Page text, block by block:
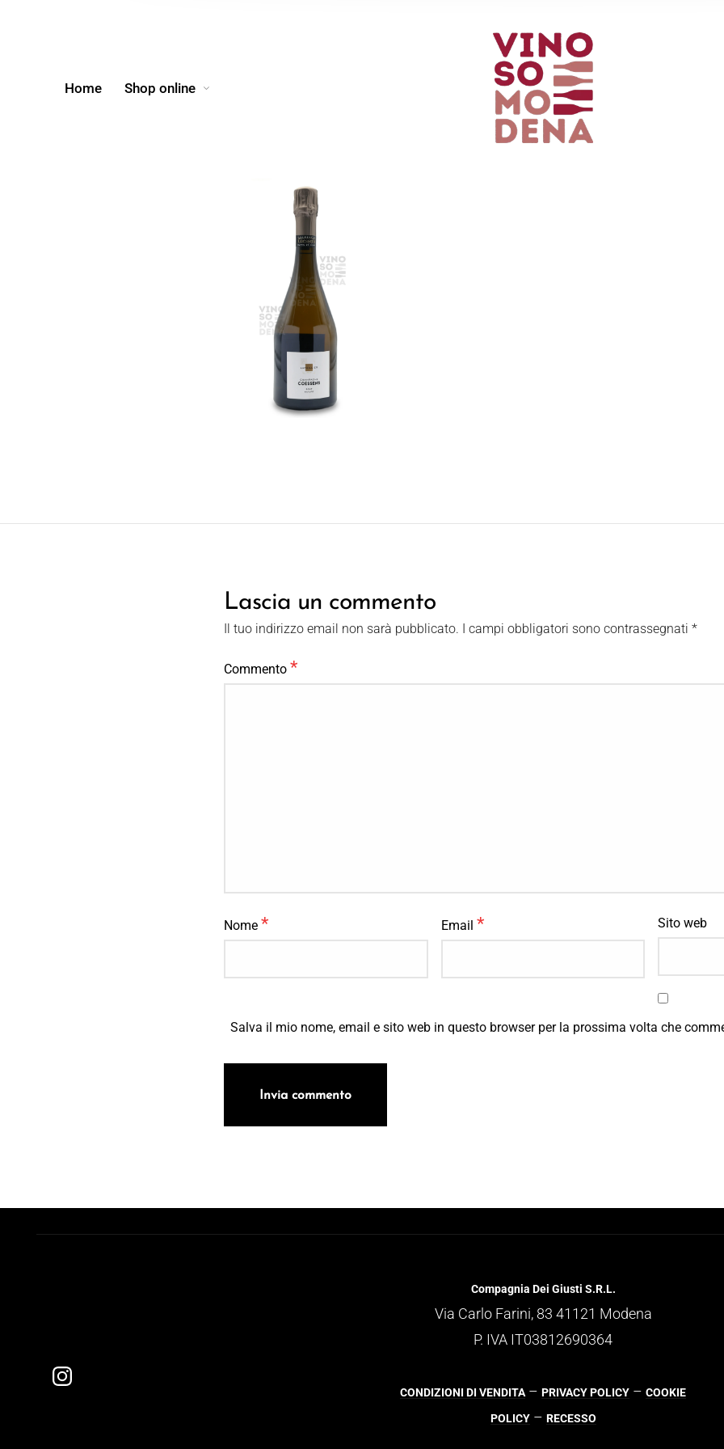
Home Shop online
Lascia un commento
Il tuo indirizzo email non sarà pubblicato. I campi obbligatori sono contrassegnati*
Commento*
Nome* Email * Sito web
Salva il mio nome, email e sito web in questo browser per la prossima volta che
Compagnia Dei Giusti S.R.L.
Via Carlo Farini, 83 41121 Modena
P. IVA IT03812690364
CONDIZIONI DI VENDITA – PRIVACY POLICY – COOKIE
POLICY– RECESSO